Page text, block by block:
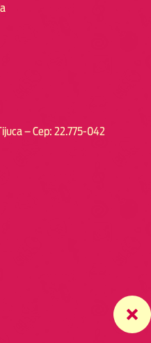
– Cep: 22.775-042